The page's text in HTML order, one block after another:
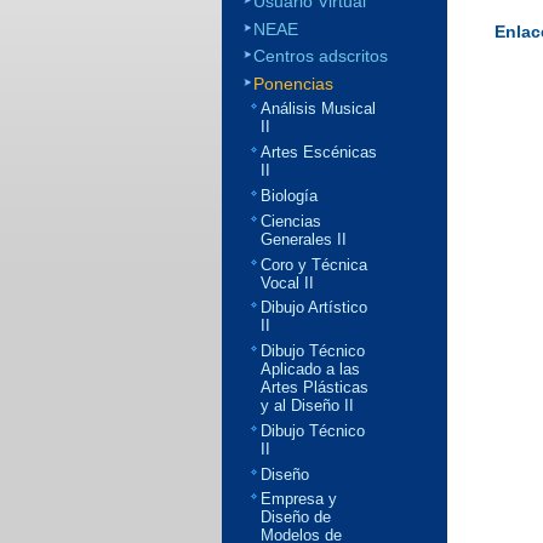
NEAE
Centros adscritos
Ponencias
Análisis Musical
Artes Escénicas
Biología
Ciencias
Generales II
Coro y Técnica
Vocal II
Dibujo Artístico
Dibujo Técnico
Aplicado a las
Artes Plásticas
y al Diseño II
Dibujo Técnico
Diseño
Empresa y
Diseño de
Modelos de